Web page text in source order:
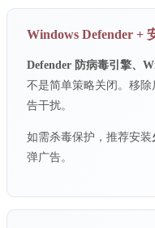
Windows Defender +
Defender 防病毒引擎、
不是简单策略关闭。移
告干扰。
如需杀毒保护，推荐安装
弹广告。